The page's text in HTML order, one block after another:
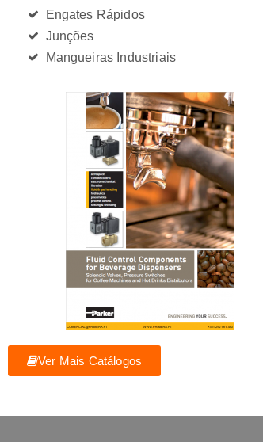
Engates Rápidos
Junções
Mangueiras Industriais
Ver Mais Catálogos